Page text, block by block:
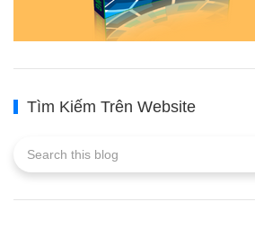
Tìm Kiếm Trên Website